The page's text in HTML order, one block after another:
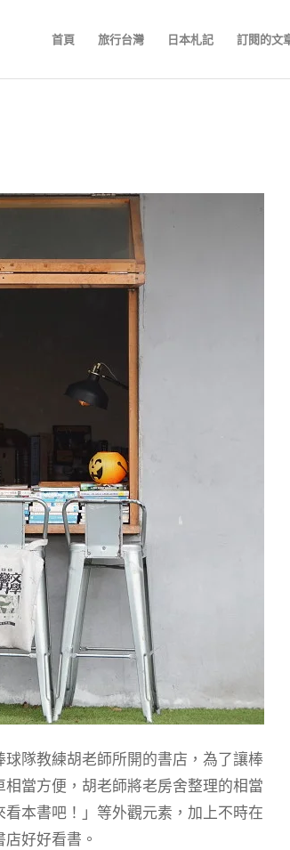
首頁 旅行台灣 日本札記 訂閱的文
隊教練胡老師所開的書店，為了讓棒
當方便，胡老師將老房舍整理的相當
本書吧！」等外觀元素，加上不時在
好好看書。